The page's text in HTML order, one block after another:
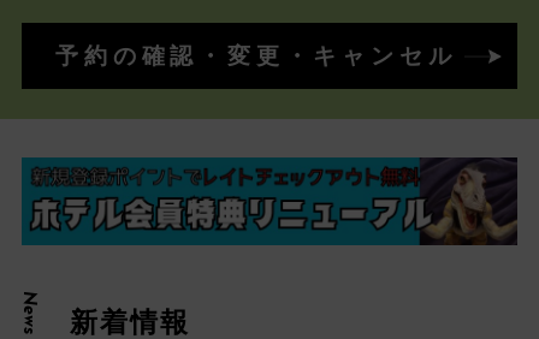
予約の確認・変更・キャンセル
News 新着情報